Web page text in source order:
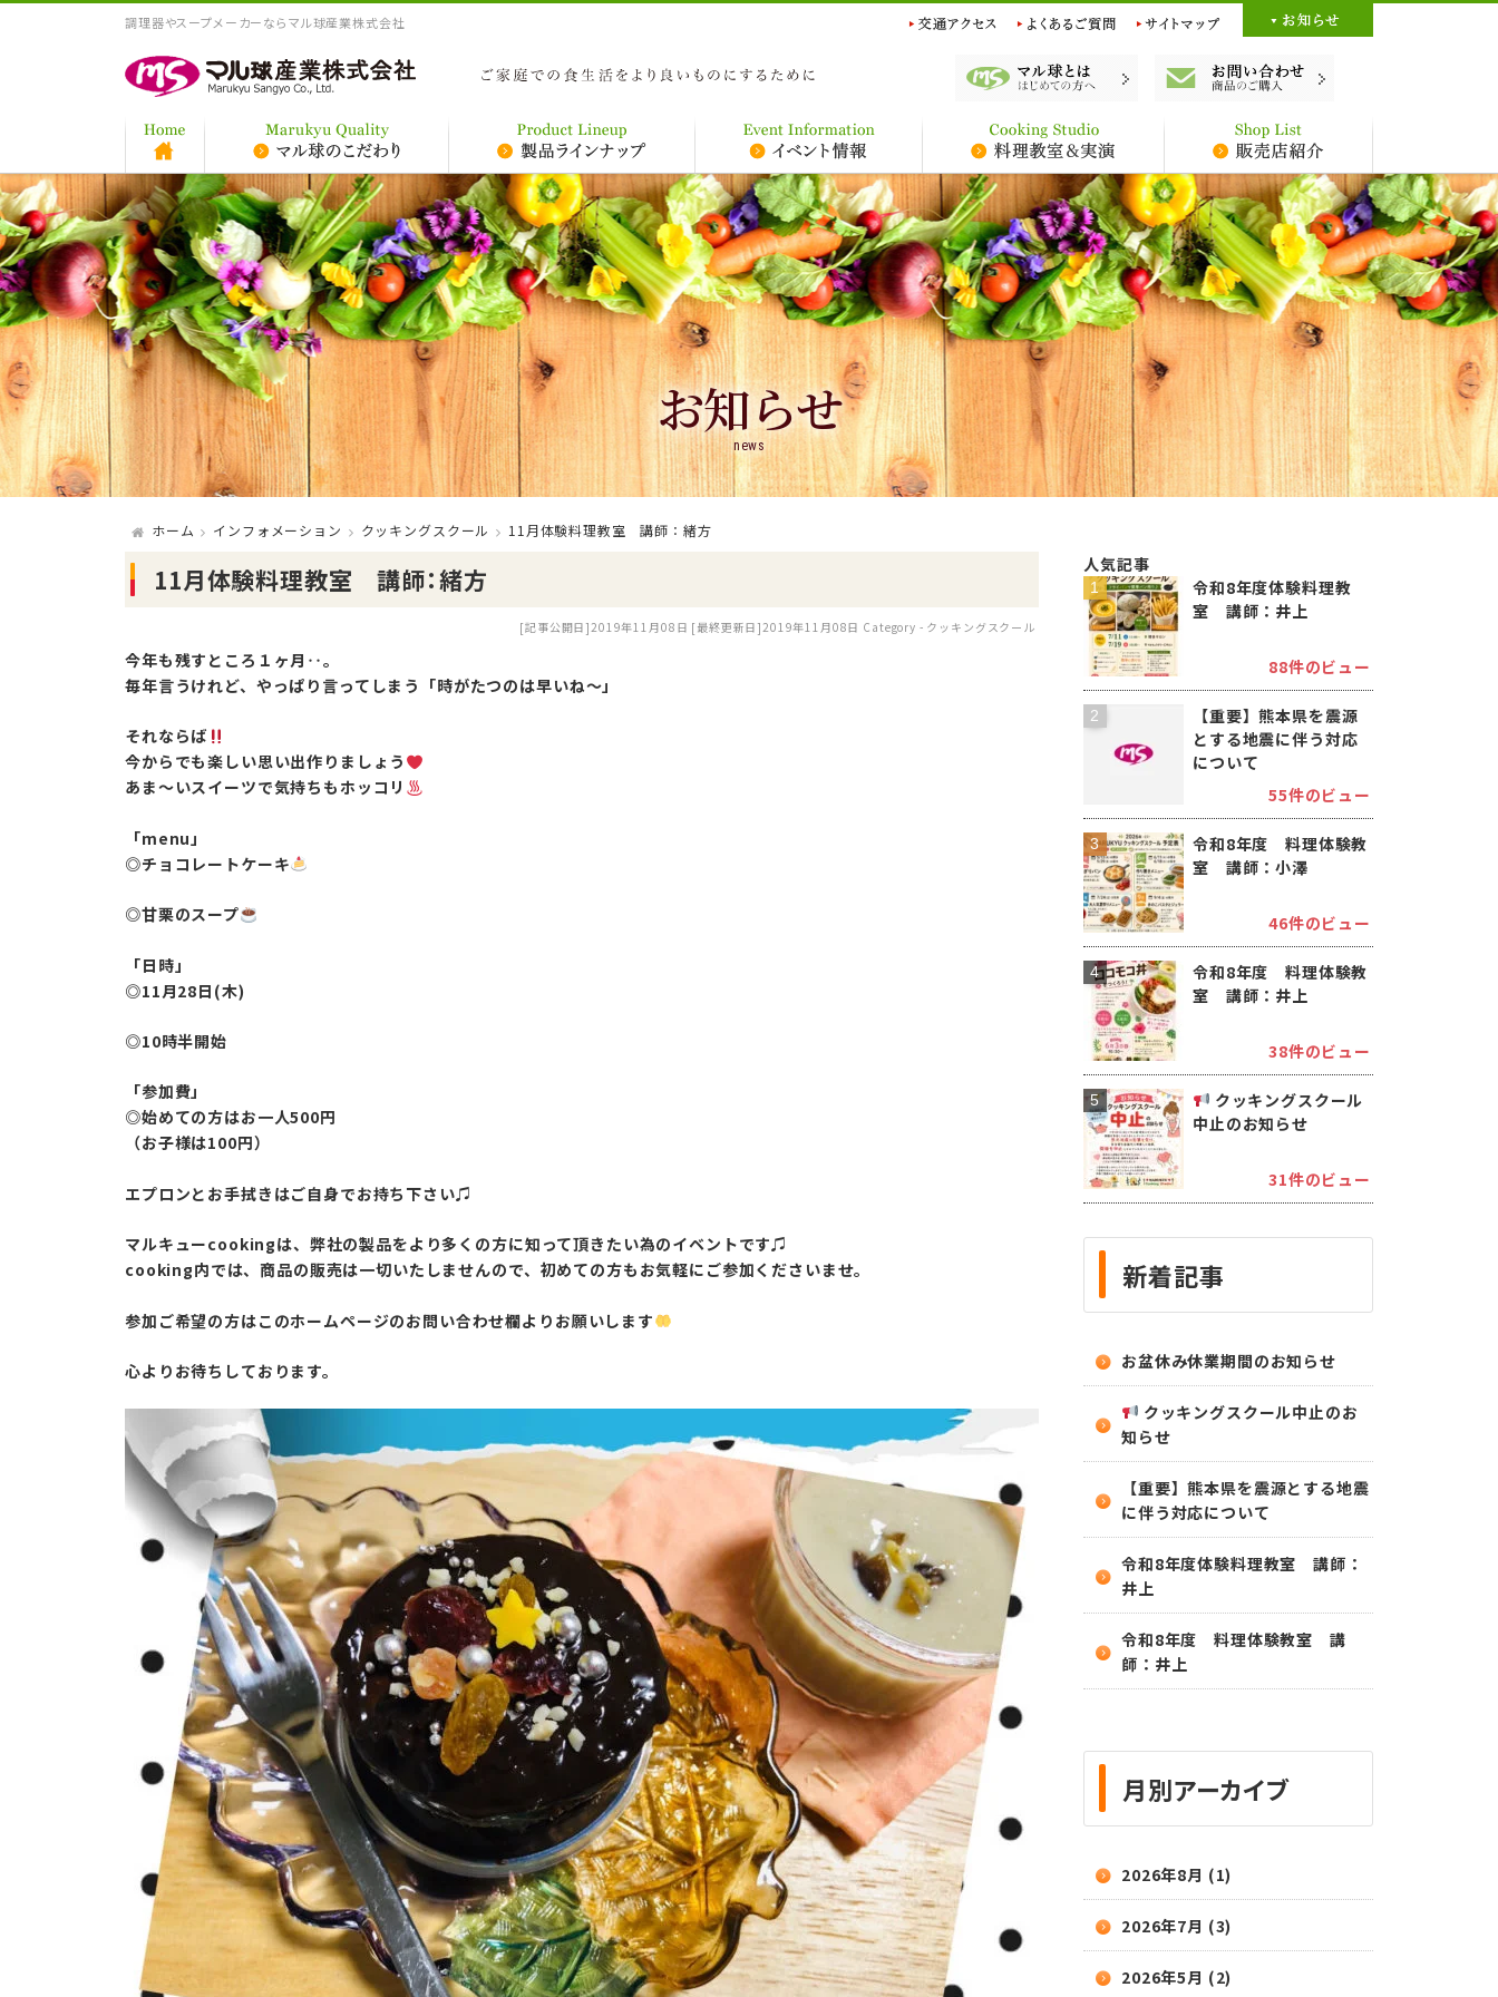
調理器やスープメーカーならマル球産業株式会社
お知らせ
news
ホーム インフォメーション クッキングスクール 11月体験料理教室 講師：緒方
11月体験料理教室 講師：緒方
[記事公開日]2019年11月08日 [最終更新日]2019年11月08日 Category - クッキングスクール
今年も残すところ１ヶ月‥。
毎年言うけれど、やっぱり言ってしまう「時がたつのは早いね〜」
それならば
今からでも楽しい思い出作りましょう
あま〜いスイーツで気持ちもホッコリ
「menu」
◎チョコレートケーキ
◎甘栗のスープ
「日時」
◎11月28日(木)
◎10時半開始
「参加費」
◎始めての方はお一人500円
（お子様は100円）
エプロンとお手拭きはご自身でお持ち下さい♫
マルキューcookingは、弊社の製品をより多くの方に知って頂きたい為のイベントです♫
cooking内では、商品の販売は一切いたしませんので、初めての方もお気軽にご参加くださいませ。
参加ご希望の方はこのホームページのお問い合わせ欄よりお願いします
心よりお待ちしております。
人気記事
令和8年度体験料理教
室 講師：井上
88件のビュー
【重要】熊本県を震源
とする地震に伴う対応
について
55件のビュー
令和8年度 料理体験教
室 講師：小澤
46件のビュー
令和8年度 料理体験教
室 講師：井上
38件のビュー
クッキングスクール
中止のお知らせ
31件のビュー
新着記事
お盆休み休業期間のお知らせ
クッキングスクール中止のお
知らせ
【重要】熊本県を震源とする地震
に伴う対応について
令和8年度体験料理教室 講師：
井上
令和8年度 料理体験教室 講
師：井上
月別アーカイブ
2026年8月 (1)
2026年7月 (3)
2026年5月 (2)